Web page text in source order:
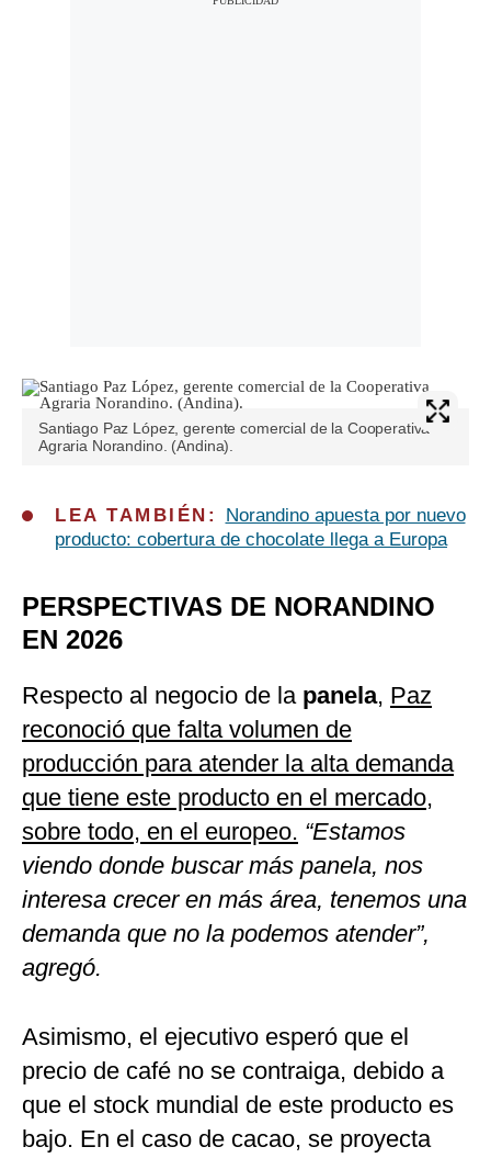
Santiago Paz López, gerente comercial de la Cooperativa
Agraria Norandino. (Andina).
LEA TAMBIÉN:
Norandino apuesta por nuevo
producto: cobertura de chocolate llega a Europa
PERSPECTIVAS DE NORANDINO
EN 2026
Respecto al negocio de la panela, Paz
reconoció que falta volumen de
producción para atender la alta demanda
que tiene este producto en el mercado,
sobre todo, en el europeo. “Estamos
viendo donde buscar más panela, nos
interesa crecer en más área, tenemos una
demanda que no la podemos atender”,
agregó.
Asimismo, el ejecutivo esperó que el
precio de café no se contraiga, debido a
que el stock mundial de este producto es
bajo. En el caso de cacao, se proyecta